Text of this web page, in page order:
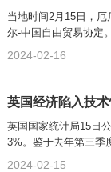
当地时间2月15日，
尔-中国自由贸易协定
2024-02-16
英国经济陷入技
英国国家统计局15日
3%。鉴于去年第三季
英
2024-02-15